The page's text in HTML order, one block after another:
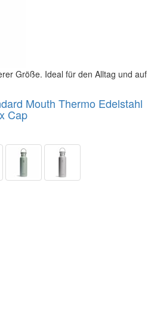
Größe. Ideal für den Alltag und auf
Mouth Thermo Edelstahl
Cap